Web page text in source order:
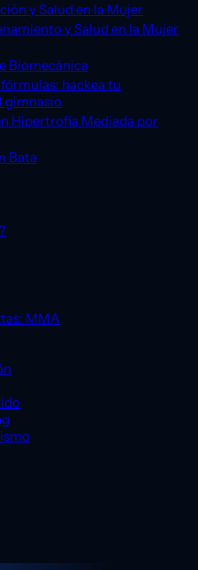
y Salud en la Mujer
y Salud en la Mujer
Biomecánica
hackea tu
gimnasio
Hipertrofia Mediada por
Bata
MMA